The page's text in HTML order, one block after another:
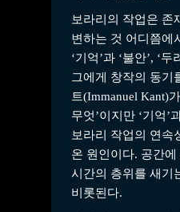
보라리의 작업은 존
변하는 것 어디쯤에
‘기억’과 ‘불안’, ‘
그에게 창작의 동기
트(Immanuel Kant)
무엇’이지만 ‘기억’
보라리 작업의 연속
온 원인이다. 공간
시간의 층위를 새기
비롯된다.